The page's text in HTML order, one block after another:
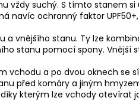
vždy suchý. S tímto stanem
navíc ochranný faktor
a vnějšího stanu. Ty lze
stanu pomocí spony. Vnější
vchodu a po dvou oknech se
před komáry a jiným
kterým lze vchody otevírat